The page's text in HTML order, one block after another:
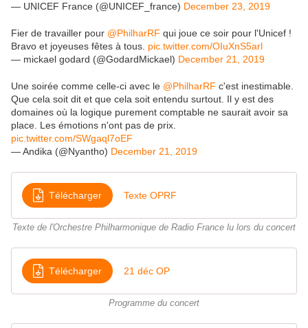
— UNICEF France (@UNICEF_france) December 23, 2019
Fier de travailler pour @PhilharRF qui joue ce soir pour l'Unicef !
Bravo et joyeuses fêtes à tous. pic.twitter.com/OIuXnS5arl
— mickael godard (@GodardMickael) December 21, 2019
Une soirée comme celle-ci avec le @PhilharRF c'est inestimable.
Que cela soit dit et que cela soit entendu surtout. Il y est des
domaines où la logique purement comptable ne saurait avoir sa
place. Les émotions n'ont pas de prix.
pic.twitter.com/SWgaql7oEF
— Andika (@Nyantho) December 21, 2019
Télécharger Texte OPRF
Texte de l'Orchestre Philharmonique de Radio France lu lors du concert
Télécharger 21 déc OP
Programme du concert